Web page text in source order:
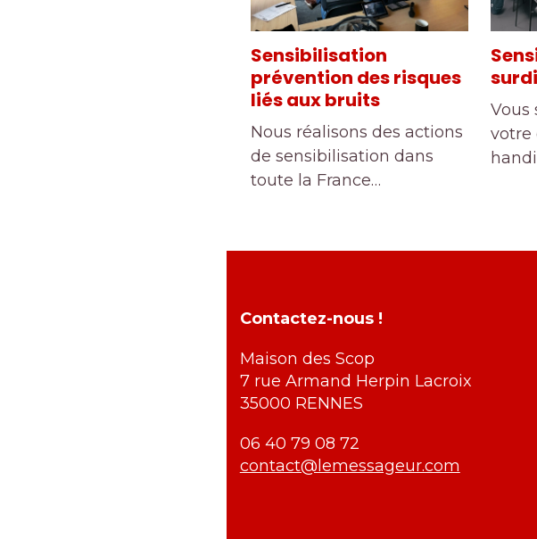
Sensibilisation
prévention des risques
liés aux bruits
Nous réalisons des actions
de sensibilisation dans
toute la France…
Vous
votre
Contactez-nous !
Maison des Scop
7 rue Armand Herpin Lacroix
35000 RENNES
06 40 79 08 72
contact@lemessageur.com